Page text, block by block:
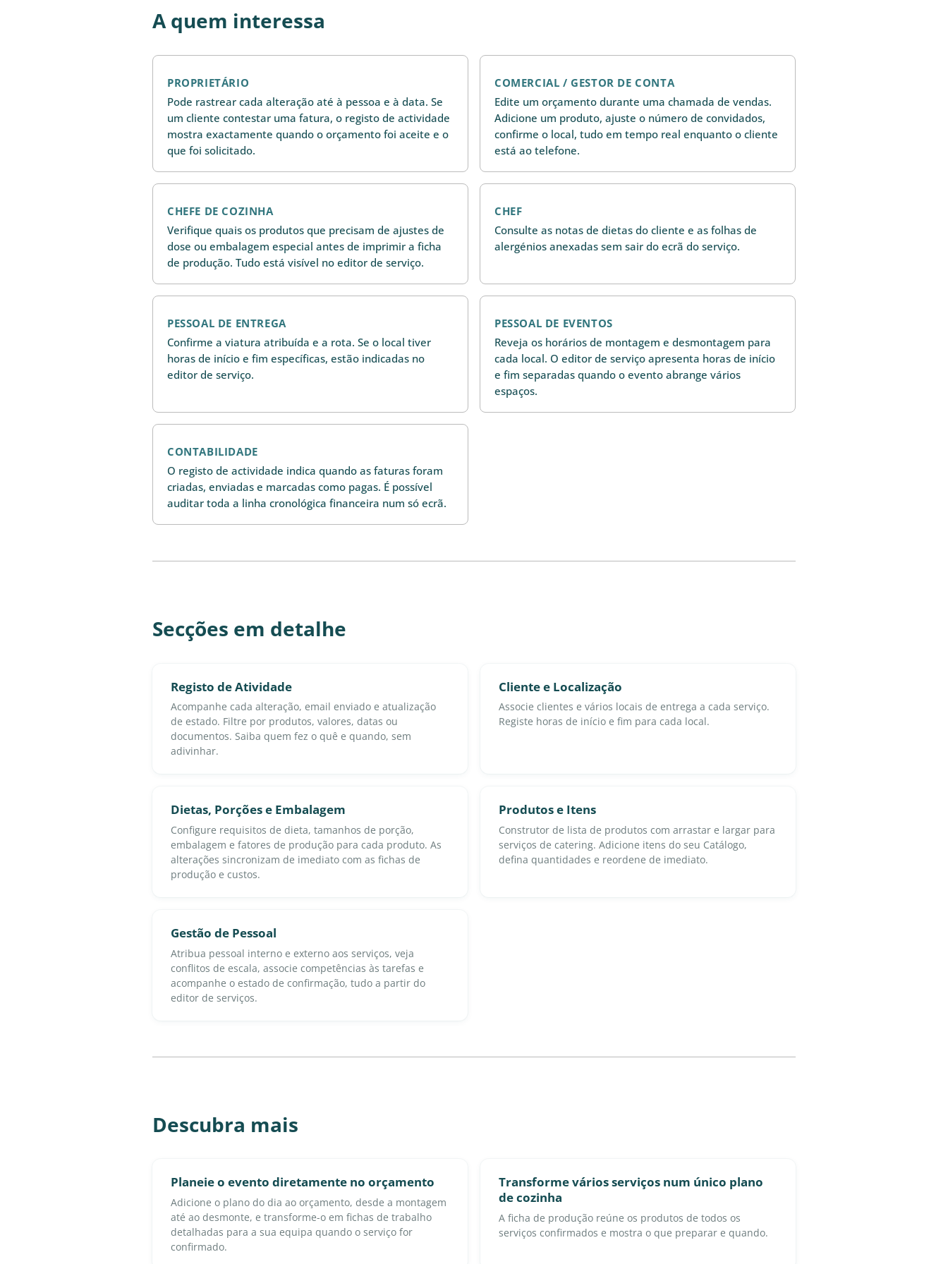
A quem interessa
PROPRIETÁRIO
Pode rastrear cada alteração até à pessoa e à data. Se
um cliente contestar uma fatura, o registo de actividade
mostra exactamente quando o orçamento foi aceite e o
que foi solicitado.
COMERCIAL / GESTOR DE CONTA
Edite um orçamento durante uma chamada de vendas.
Adicione um produto, ajuste o número de convidados,
confirme o local, tudo em tempo real enquanto o cliente
está ao telefone.
CHEFE DE COZINHA
Verifique quais os produtos que precisam de ajustes de
dose ou embalagem especial antes de imprimir a ficha
de produção. Tudo está visível no editor de serviço.
CHEF
Consulte as notas de dietas do cliente e as folhas de
alergénios anexadas sem sair do ecrã do serviço.
PESSOAL DE ENTREGA
Confirme a viatura atribuída e a rota. Se o local tiver
horas de início e fim específicas, estão indicadas no
editor de serviço.
PESSOAL DE EVENTOS
Reveja os horários de montagem e desmontagem para
cada local. O editor de serviço apresenta horas de início
e fim separadas quando o evento abrange vários
espaços.
CONTABILIDADE
O registo de actividade indica quando as faturas foram
criadas, enviadas e marcadas como pagas. É possível
auditar toda a linha cronológica financeira num só ecrã.
Secções em detalhe
Registo de Atividade
Acompanhe cada alteração, email enviado e atualização
de estado. Filtre por produtos, valores, datas ou
documentos. Saiba quem fez o quê e quando, sem
adivinhar.
Cliente e Localização
Associe clientes e vários locais de entrega a cada serviço.
Registe horas de início e fim para cada local.
Dietas, Porções e Embalagem
Configure requisitos de dieta, tamanhos de porção,
embalagem e fatores de produção para cada produto. As
alterações sincronizam de imediato com as fichas de
produção e custos.
Produtos e Itens
Construtor de lista de produtos com arrastar e largar para
serviços de catering. Adicione itens do seu Catálogo,
defina quantidades e reordene de imediato.
Gestão de Pessoal
Atribua pessoal interno e externo aos serviços, veja
conflitos de escala, associe competências às tarefas e
acompanhe o estado de confirmação, tudo a partir do
editor de serviços.
Descubra mais
Planeie o evento diretamente no orçamento
Adicione o plano do dia ao orçamento, desde a montagem
até ao desmonte, e transforme-o em fichas de trabalho
detalhadas para a sua equipa quando o serviço for
confirmado.
Transforme vários serviços num único plano
de cozinha
A ficha de produção reúne os produtos de todos os
serviços confirmados e mostra o que preparar e quando.